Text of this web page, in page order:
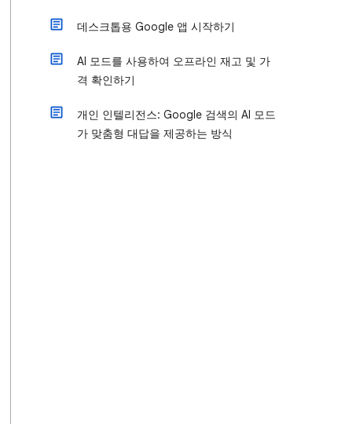
데스크톱용 Google 앱 시작하기
AI 모드를 사용하여 오프라인 재고 및 가
격 확인하기
개인 인텔리전스: Google 검색의 AI 모드
가 맞춤형 대답을 제공하는 방식